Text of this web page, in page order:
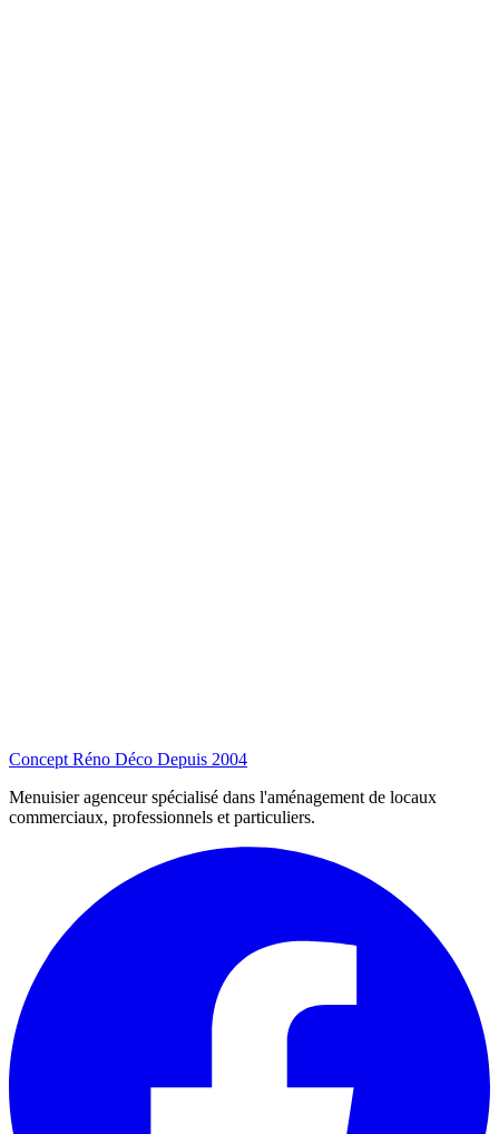
Concept Réno Déco Depuis 2004
Menuisier agenceur spécialisé dans l'aménagement de locaux
commerciaux, professionnels et particuliers.